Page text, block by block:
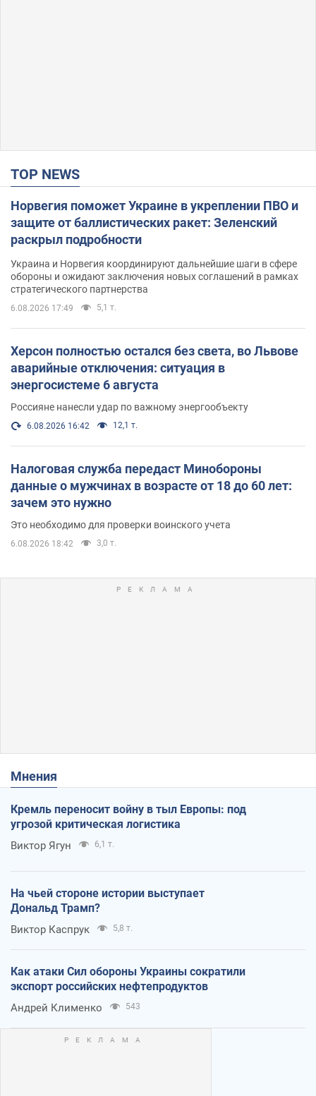
TOP NEWS
Норвегия поможет Украине в укреплении ПВО и
защите от баллистических ракет: Зеленский
раскрыл подробности
Украина и Норвегия координируют дальнейшие шаги в сфере
обороны и ожидают заключения новых соглашений в рамках
стратегического партнерства
6.08.2026 17:49 5,1 т.
Херсон полностью остался без света, во Львове
аварийные отключения: ситуация в
энергосистеме 6 августа
Россияне нанесли удар по важному энергообъекту
6.08.2026 16:42 12,1 т.
Налоговая служба передаст Минобороны
данные о мужчинах в возрасте от 18 до 60 лет:
зачем это нужно
Это необходимо для проверки воинского учета
6.08.2026 18:42 3,0 т.
Мнения
Кремль переносит войну в тыл Европы: под
угрозой критическая логистика
Виктор Ягун 6,1 т.
На чьей стороне истории выступает
Дональд Трамп?
Виктор Каспрук 5,8 т.
Как атаки Сил обороны Украины сократили
экспорт российских нефтепродуктов
Андрей Клименко 543